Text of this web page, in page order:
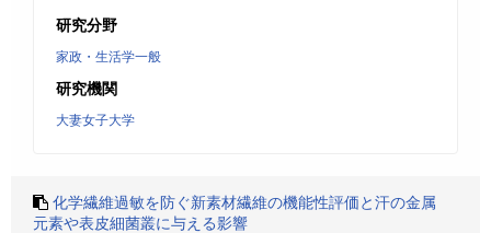
研究分野
家政・生活学一般
研究機関
大妻女子大学
化学繊維過敏を防ぐ新素材繊維の機能性評価と汗の金属
元素や表皮細菌叢に与える影響